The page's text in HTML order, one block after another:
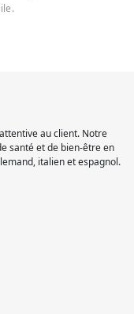
au client. Notre
santé et de bien-être en
italien et espagnol.